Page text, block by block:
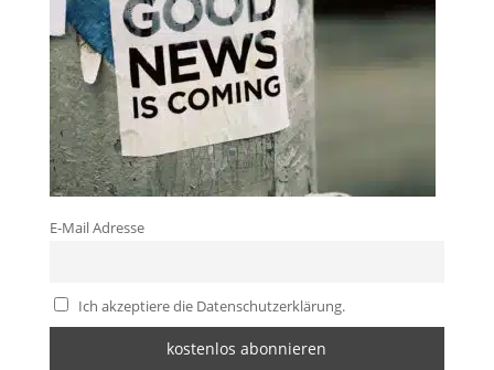
E-Mail Adresse
Ich akzeptiere die Datenschutzerklärung.